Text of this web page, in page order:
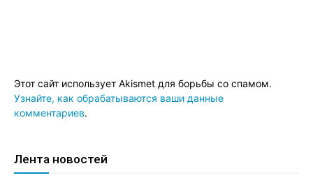
Этот сайт использует Akismet для борьбы со спамом.
Узнайте, как обрабатываются ваши данные
комментариев.
Лента новостей